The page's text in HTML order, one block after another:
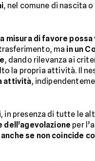
, nel comune di nascita
misura di favore possa
ma in un
, dando rilevanza ai
la propria attività. Il
attività,
in presenza di tutte le
per
se non coincide